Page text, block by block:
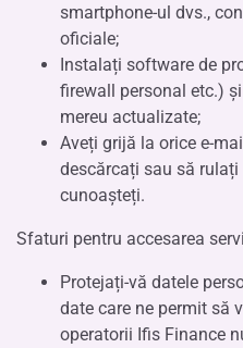
smartphone-ul dvs.,
oficiale;
Instalați software de
firewall personal etc.)
mereu actualizate;
Aveți grijă la orice e-
descărcați sau să
cunoașteți.
Sfaturi pentru accesarea
Protejați-vă datele
date care ne permit să
operatorii Ifis Finance